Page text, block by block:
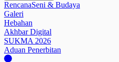
RencanaSeni & Budaya
Galeri
Hebahan
Akhbar Digital
SUKMA 2026
Aduan Penerbitan